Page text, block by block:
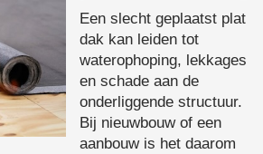
Een slecht geplaatst plat
dak kan leiden tot
waterophoping, lekkages
en schade aan de
onderliggende structuur.
Bij nieuwbouw of een
aanbouw is het daarom